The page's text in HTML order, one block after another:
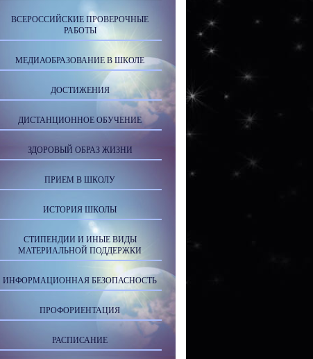
ВСЕРОССИЙСКИЕ ПРОВЕРОЧНЫЕ
РАБОТЫ
МЕДИАОБРАЗОВАНИЕ В ШКОЛЕ
ДОСТИЖЕНИЯ
ДИСТАНЦИОННОЕ ОБУЧЕНИЕ
ЗДОРОВЫЙ ОБРАЗ ЖИЗНИ
ПРИЕМ В ШКОЛУ
ИСТОРИЯ ШКОЛЫ
СТИПЕНДИИ И ИНЫЕ ВИДЫ
МАТЕРИАЛЬНОЙ ПОДДЕРЖКИ
ИНФОРМАЦИОННАЯ БЕЗОПАСНОСТЬ
ПРОФОРИЕНТАЦИЯ
РАСПИСАНИЕ